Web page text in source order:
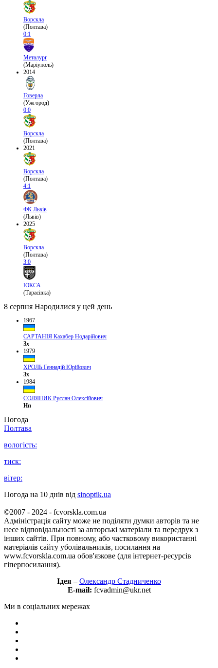
Ворскла
(Полтава)
0:1
Металург
(Маріуполь)
2014
Говерла
(Ужгород)
0:0
Ворскла
(Полтава)
2021
Ворскла
(Полтава)
4:1
ФК Львів
(Львів)
2025
Ворскла
(Полтава)
3:0
ЮКСА
(Тарасівка)
8 серпня Народилися у цей день
1967
САРТАНІЯ Кахабер Нодарійович
Зх
1979
ХРОЛЬ Геннадій Юрійович
Зх
1984
СОЛЯНИК Руслан Олексійович
Нп
Погода
Полтава
вологість:
тиск:
вітер:
Погода на 10 днів від sinoptik.ua
©2007 - 2024 - fcvorskla.com.ua
Адміністрація сайту може не поділяти думки авторів та не
несе відповідальності за авторські матеріали та передрук з
інших сайтів. При повному, або частковому використанні
матеріалів сайту уболівальників, посилання на
www.fcvorskla.com.ua обов'язкове (для інтернет-ресурсів
гіперпосилання).
Ідея – Олександр Стадниченко
E-mail: fcvadmin@ukr.net
Ми в соціальних мережах